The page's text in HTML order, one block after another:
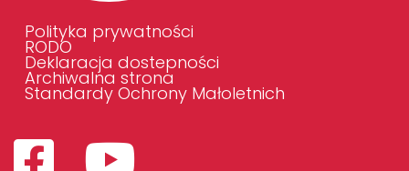
Polityka prywatności
RODO
Deklaracja dostepności
Archiwalna strona
Standardy Ochrony Małoletnich